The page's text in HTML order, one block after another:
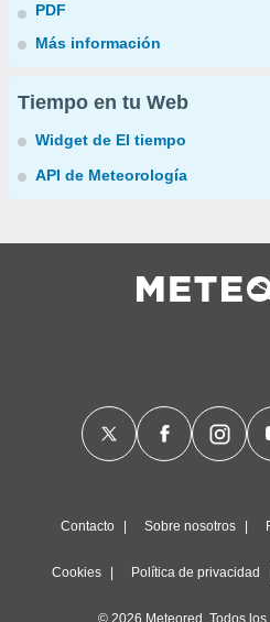
PDF
Más información
Tiempo en tu Web
Widget de El tiempo
API de Meteorología
Contacto Sobre nosotros
Cookies Política de privacidad
© 2026 Meteored. Todos